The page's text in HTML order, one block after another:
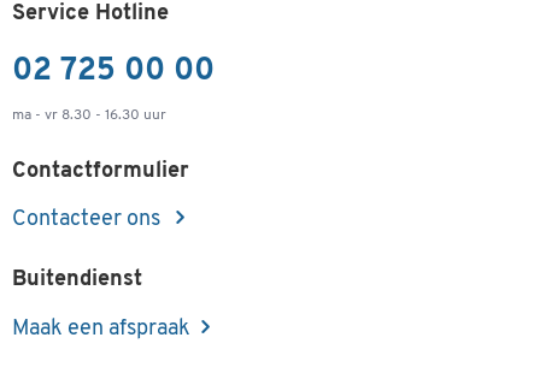
Service Hotline
02 725 00 00
ma - vr 8.30 - 16.30 uur
Contactformulier
Contacteer ons
Buitendienst
Maak een afspraak